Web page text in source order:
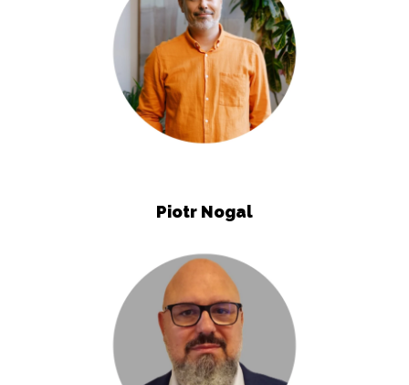
Piotr Nogal